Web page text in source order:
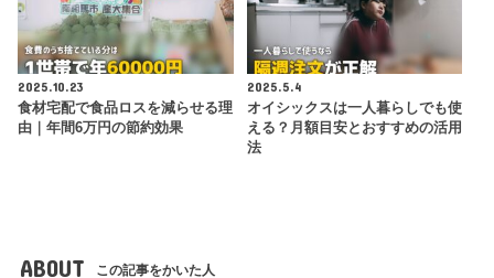
2025.10.23
食材宅配で食品ロスを減らせる理
由｜年間6万円の節約効果
2025.5.4
オイシックスは一人暮らしでも使
える？月額目安とおすすめの活用
法
ABOUT この記事をかいた人